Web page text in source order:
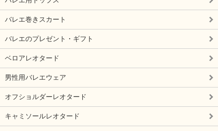
バレエ巻きスカート
バレエのプレゼント・ギフト
ベロアレオタード
男性用バレエウェア
オフショルダーレオタード
キャミソールレオタード